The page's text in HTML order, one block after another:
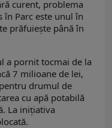
curent, problema
în Parc este unul în
prăfuieşte până în
a pornit tocmai de la
7 milioane de lei,
drumul de
cu apă potabilă
La iniţiativa